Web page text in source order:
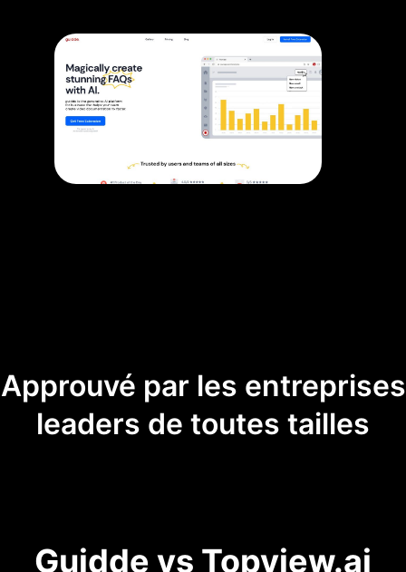
Approuvé par les entreprises
leaders de toutes tailles
Guidde vs Topview.ai